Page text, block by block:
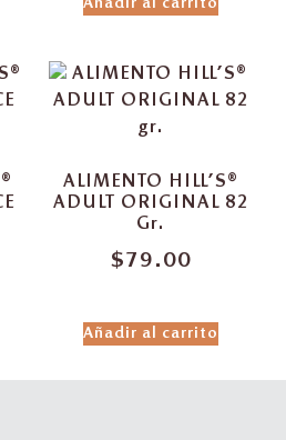
Añadir al carrito
ALIMENTO HILL’S®
ADULT ORIGINAL 82
Gr.
$79.00
Añadir al carrito